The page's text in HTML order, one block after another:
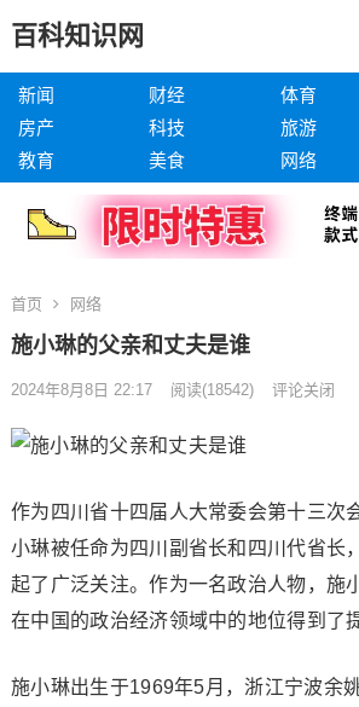
百科知识网
新闻 财经 体育
房产
科技 旅游
教育
美食 网络
首页 网络
施小琳的父亲和丈夫是谁
2024年8月8日 22:17 阅读(18542) 评论关闭
作为四川省十四届人大常委会第十三次
小琳被任命为四川副省长和四川代省长
起了广泛关注。作为一名政治人物，施
在中国的政治经济领域中的地位得到了
施小琳出生于1969年5月，浙江宁波余